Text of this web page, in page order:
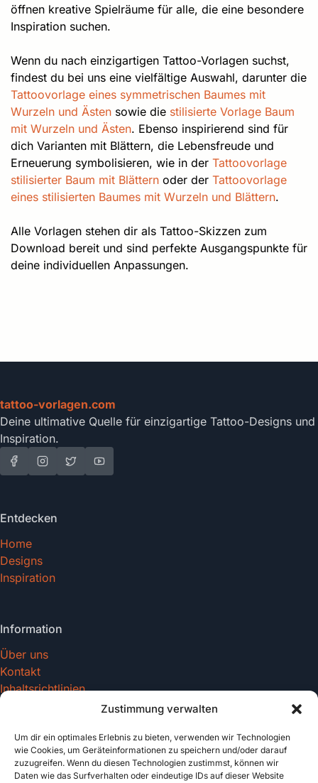
Zustimmung verwalten
Um dir ein optimales Erlebnis zu bieten, verwenden wir Technologien
wie Cookies, um Geräteinformationen zu speichern und/oder darauf
zuzugreifen. Wenn du diesen Technologien zustimmst, können wir
Daten wie das Surfverhalten oder eindeutige IDs auf dieser Website
öffnen kreative Spielräume für alle, die eine besondere
Inspiration suchen.
Wenn du nach einzigartigen Tattoo-Vorlagen suchst,
findest du bei uns eine vielfältige Auswahl, darunter die
Tattoovorlage eines symmetrischen Baumes mit
Wurzeln und Ästen sowie die stilisierte Vorlage Baum
mit Wurzeln und Ästen. Ebenso inspirierend sind für
dich Varianten mit Blättern, die Lebensfreude und
Erneuerung symbolisieren, wie in der Tattoovorlage
stilisierter Baum mit Blättern oder der Tattoovorlage
eines stilisierten Baumes mit Wurzeln und Blättern.
Alle Vorlagen stehen dir als Tattoo-Skizzen zum
Download bereit und sind perfekte Ausgangspunkte für
deine individuellen Anpassungen.
tattoo-vorlagen.com
Deine ultimative Quelle für einzigartige Tattoo-Designs und
Inspiration.
Entdecken
Home
Designs
Inspiration
Information
Über uns
Kontakt
Inhaltsrichtlinien
Recht & Datenschutz
Impressum